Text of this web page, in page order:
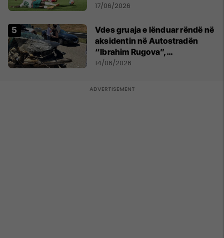
17/06/2026
Vdes gruaja e lënduar rëndë në
aksidentin në Autostradën
“Ibrahim Rugova”,
bashkëshorti në gjendje të
14/06/2026